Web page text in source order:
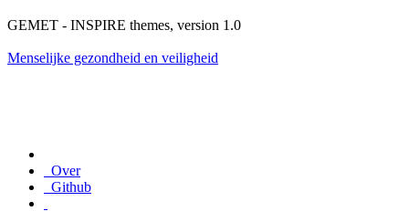
GEMET - INSPIRE themes, version 1.0
Menselijke gezondheid en veiligheid
Over
Github